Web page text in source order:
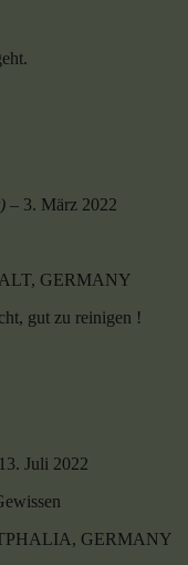
– 3. März 2022
gut zu reinigen !
13. Juli 2022